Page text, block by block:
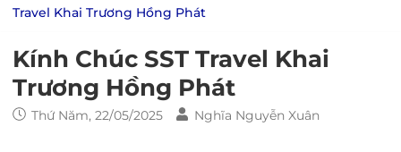
Travel Khai Trương Hồng Phát
Kính Chúc SST Travel Khai
Trương Hồng Phát
Thứ Năm, 22/05/2025 Nghĩa Nguyễn Xuân